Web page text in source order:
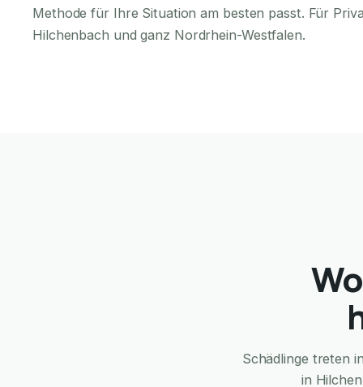
Methode für Ihre Situation am besten passt. Für
Hilchenbach und ganz Nordrhein-Westfalen.
Schädlinge treten
in